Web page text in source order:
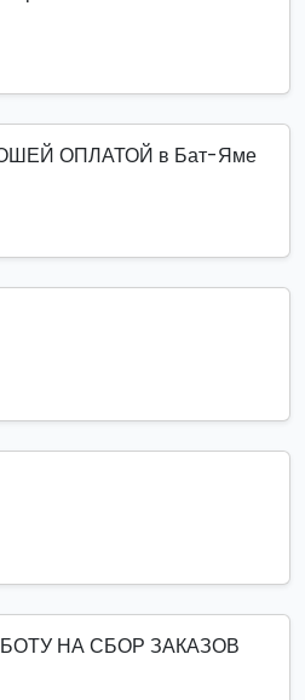
ОПЛАТОЙ в Бат-Яме
НА СБОР ЗАКАЗОВ